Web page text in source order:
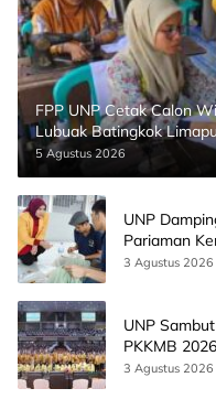
FPP UNP Cetak Calon
Lubuak Batingkok
5 Agustus 2026
UNP
Pariaman
AI
3 Agustus 2026
UNP
PKKMB 2026
3 Agustus 2026